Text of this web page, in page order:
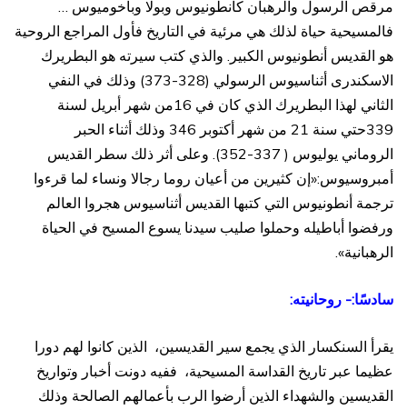
مرقص الرسول والرهبان كأنطونيوس وبولا وباخوميوس …
فالمسيحية حياة لذلك هي مرئية في التاريخ فأول المراجع الروحية
هو القديس أنطونيوس الكبير. والذي كتب سيرته هو البطريرك
الاسكندرى أثناسيوس الرسولي (328-373) وذلك في النفي
الثاني لهذا البطريرك الذي كان في 16من شهر أبريل لسنة
339حتي سنة 21 من شهر أكتوبر 346 وذلك أثناء الحبر
الروماني يوليوس ( 337-352). وعلى أثر ذلك سطر القديس
أمبروسيوس:«إن كثيرين من أعيان روما رجالا ونساء لما قرءوا
ترجمة أنطونيوس التي كتبها القديس أثناسيوس هجروا العالم
ورفضوا أباطيله وحملوا صليب سيدنا يسوع المسيح في الحياة
الرهبانية».
سادسًا:- روحانيته:
يقرأ السنكسار الذي يجمع سير القديسين، الذين كانوا لهم دورا
عظيما عبر تاريخ القداسة المسيحية، ففيه دونت أخبار وتواريخ
القديسين والشهداء الذين أرضوا الرب بأعمالهم الصالحة وذلك